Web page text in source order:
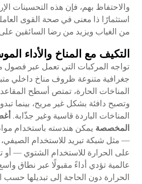
والاحتفاظ بهم، فإن هذه التحسينات
استثمارًا ذا معنى في صحة القوى
من الغياب ويزيد من رضا السائقين
التكيف مع المناخ والأداء
تواجه المركبات التي تعمل عبر فصول
جغرافية متنوعة ظروف مناخ داخلي
المناخات الحارة، تمتص أسطح
وتصبح دافئة بشكل غير مريح، بينما
المناخات الباردة قاسية وغير جذّابة.
المخصصة يمكن هندسته باستخدام
— مثل شبكة تبريد للاستخدام
على الحرارة للاستخدام الشتوي — أو
عالمية تؤدي أداءً مقبولًا عبر نطاق
الحرارة دون الحاجة إلى تبديلها